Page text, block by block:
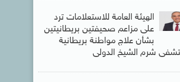
الهيئة العامة للاستعلامات ترد
على مزاعم صحيفتين بريطانيتين
بشأن علاج مواطنة بريطانية
شرم الشيخ الدولى